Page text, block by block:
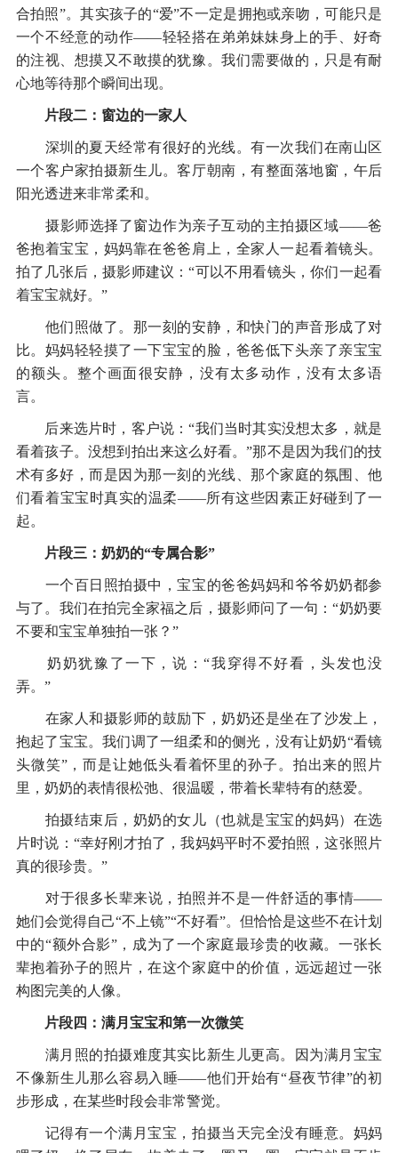
合拍照”。其实孩子的“爱”不一定是拥抱或亲吻，可能只是
一个不经意的动作——轻轻搭在弟弟妹妹身上的手、好奇
的注视、想摸又不敢摸的犹豫。我们需要做的，只是有耐
心地等待那个瞬间出现。
片段二：窗边的一家人
深圳的夏天经常有很好的光线。有一次我们在南山区
一个客户家拍摄新生儿。客厅朝南，有整面落地窗，午后
阳光透进来非常柔和。
摄影师选择了窗边作为亲子互动的主拍摄区域——爸
爸抱着宝宝，妈妈靠在爸爸肩上，全家人一起看着镜头。
拍了几张后，摄影师建议：“可以不用看镜头，你们一起看
着宝宝就好。”
他们照做了。那一刻的安静，和快门的声音形成了对
比。妈妈轻轻摸了一下宝宝的脸，爸爸低下头亲了亲宝宝
的额头。整个画面很安静，没有太多动作，没有太多语
言。
后来选片时，客户说：“我们当时其实没想太多，就是
看着孩子。没想到拍出来这么好看。”那不是因为我们的技
术有多好，而是因为那一刻的光线、那个家庭的氛围、他
们看着宝宝时真实的温柔——所有这些因素正好碰到了一
起。
片段三：奶奶的“专属合影”
一个百日照拍摄中，宝宝的爸爸妈妈和爷爷奶奶都参
与了。我们在拍完全家福之后，摄影师问了一句：“奶奶要
不要和宝宝单独拍一张？”
奶奶犹豫了一下，说：“我穿得不好看，头发也没
弄。”
在家人和摄影师的鼓励下，奶奶还是坐在了沙发上，
抱起了宝宝。我们调了一组柔和的侧光，没有让奶奶“看镜
头微笑”，而是让她低头看着怀里的孙子。拍出来的照片
里，奶奶的表情很松弛、很温暖，带着长辈特有的慈爱。
拍摄结束后，奶奶的女儿（也就是宝宝的妈妈）在选
片时说：“幸好刚才拍了，我妈妈平时不爱拍照，这张照片
真的很珍贵。”
对于很多长辈来说，拍照并不是一件舒适的事情——
她们会觉得自己“不上镜”“不好看”。但恰恰是这些不在计划
中的“额外合影”，成为了一个家庭最珍贵的收藏。一张长
辈抱着孙子的照片，在这个家庭中的价值，远远超过一张
构图完美的人像。
片段四：满月宝宝和第一次微笑
满月照的拍摄难度其实比新生儿更高。因为满月宝宝
不像新生儿那么容易入睡——他们开始有“昼夜节律”的初
步形成，在某些时段会非常警觉。
记得有一个满月宝宝，拍摄当天完全没有睡意。妈妈